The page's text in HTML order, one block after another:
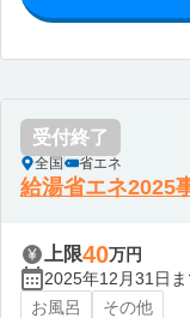
受付終了
全国 省エネ
給湯省エネ2025
上限40万円
2025年12月31日
お風呂
その他